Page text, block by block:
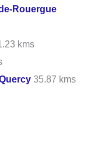
Rouergue
kms
35.87 kms